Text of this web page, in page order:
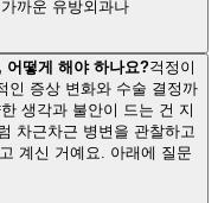
까운 유방외과나
어떻게 해야 하나요?걱정이
인 증상 변화와 수술 결정까
생각과 불안이 드는 건 지
차근차근 병변을 관찰하고
계신 거예요. 아래에 질문